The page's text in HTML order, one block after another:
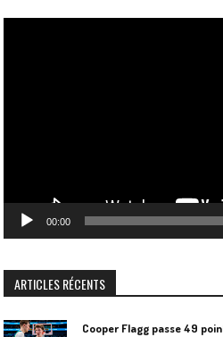
00:00
ARTICLES RÉCENTS
Cooper Flagg passe 49